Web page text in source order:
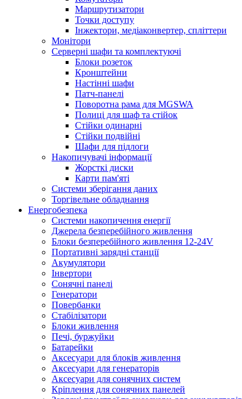
Маршрутизатори
Точки доступу
Інжектори, медіаконвертер, спліттери
Монітори
Серверні шафи та комплектуючі
Блоки розеток
Кронштейни
Настінні шафи
Патч-панелі
Поворотна рама для MGSWA
Полиці для шаф та стійок
Стійки одинарні
Стійки подвійні
Шафи для підлоги
Накопичувачі інформації
Жорсткі диски
Карти пам'яті
Системи зберігання даних
Торгівельне обладнання
Енергобезпека
Системи накопичення енергії
Джерела безперебійного живлення
Блоки безперебійного живлення 12-24V
Портативні зарядні станції
Акумулятори
Інвертори
Сонячні панелі
Генератори
Повербанки
Стабілізатори
Блоки живлення
Печі, буржуйки
Батарейки
Аксесуари для блоків живлення
Аксесуари для генераторів
Аксесуари для сонячних систем
Кріплення для сонячних панелей